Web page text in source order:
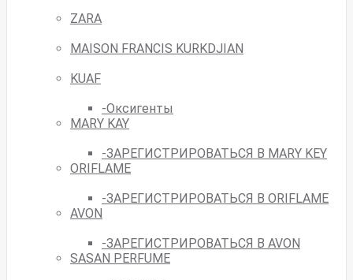
ZARA
MAISON FRANCIS KURKDJIAN
KUAF
-Оксигенты
MARY KAY
-ЗАРЕГИСТРИРОВАТЬСЯ В MARY KEY
ORIFLAME
-ЗАРЕГИСТРИРОВАТЬСЯ В ORIFLAME
AVON
-ЗАРЕГИСТРИРОВАТЬСЯ В AVON
SASAN PERFUME